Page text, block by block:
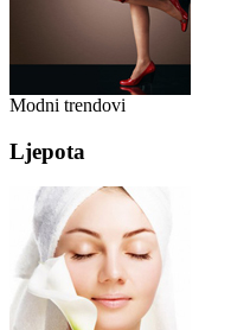
Modni trendovi
Ljepota